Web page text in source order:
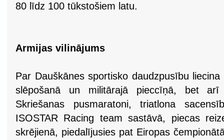
80 līdz 100 tūkstošiem latu.
Armijas vilinājums
Par Dauškānes sportisko daudzpusību
slēpošanā un militārajā pieccīņā, bet arī
Skriešanas pusmaratoni, triatlona
ISOSTAR Racing team sastāvā, piecas
skrējienā, piedalījusies pat Eiropas